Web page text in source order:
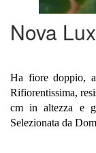
Nova Lux
Ha fiore doppio,
Rifiorentissima,
cm in altezza e
Selezionata da